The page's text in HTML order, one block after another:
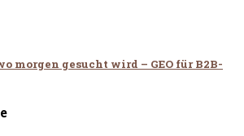
morgen gesucht wird – GEO für B2B-